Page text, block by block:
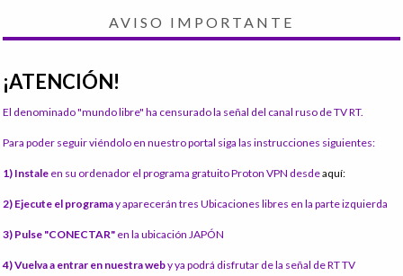
AVISO IMPORTANTE
¡ATENCIÓN!
El denominado "mundo libre" ha censurado la señal del canal ruso de TV RT.
Para poder seguir viéndolo en nuestro portal siga las instrucciones siguientes:
1) Instale en su ordenador el programa gratuito Proton VPN desdeaquí:
2) Ejecute el programay aparecerán tres Ubicaciones libres en la parte izquierda
3) Pulse "CONECTAR" en la ubicación JAPÓN
4) Vuelva a entrar en nuestra weby ya podrá disfrutar de la señal de RT TV